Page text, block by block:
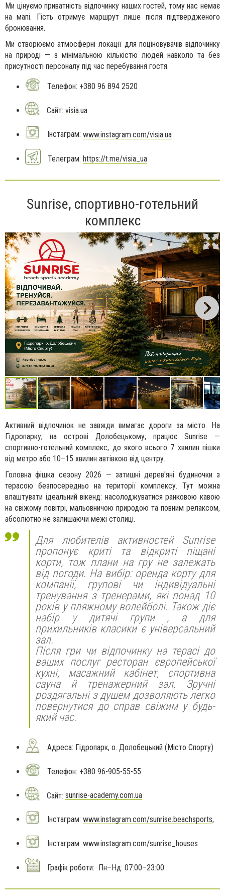
Ми цінуємо приватність відпочинку наших гостей, тому нас немає
на мапі. Гість отримує маршрут лише після підтвердженого
бронювання.
Ми створюємо атмосферні локації для поціновувачів відпочинку
на природі — з мінімальною кількістю людей навколо та без
присутності персоналу під час перебування гостя.
Телефон: +380 96 894 2520
Сайт: visia.ua
Інстаграм: www.instagram.com/visia.ua
Телеграм: https://t.me/visia_ua
Sunrise, спортивно-готельний
комплекс
Активний відпочинок не завжди вимагає дороги за місто. На
Гідропарку, на острові Долобецькому, працює Sunrise —
спортивно-готельний комплекс, до якого всього 7 хвилин пішки
від метро або 10–15 хвилин автівкою від центру.
Головна фішка сезону 2026 — затишні дерев'яні будиночки з
терасою безпосередньо на території комплексу. Тут можна
влаштувати ідеальний вікенд: насолоджуватися ранковою кавою
на свіжому повітрі, мальовничою природою та повним релаксом,
абсолютно не залишаючи межі столиці.
Для любителів активностей Sunrise
пропонує криті та відкриті піщані
корти, тож плани на гру не залежать
від погоди. На вибір: оренда корту для
компанії, групові чи індивідуальні
тренування з тренерами, які понад 10
років у пляжному волейболі. Також діє
набір у дитячі групи , а для
прихильників класики є універсальний
зал.
Після гри чи відпочинку на терасі до
ваших послуг ресторан європейської
кухні, масажний кабінет, спортивна
сауна й тренажерний зал. Зручні
роздягальні з душем дозволяють легко
повернутися до справ свіжим у будь-
який час.
Адреса: Гідропарк, о. Долобецький (Місто Спорту)
Телефон: +380 96-905-55-55
Сайт: sunrise-academy.com.ua
Інстаграм: www.instagram.com/sunrise.beachsports,
Інстаграм: www.instagram.com/sunrise_houses
Графік роботи: Пн–Нд: 07:00–23:00